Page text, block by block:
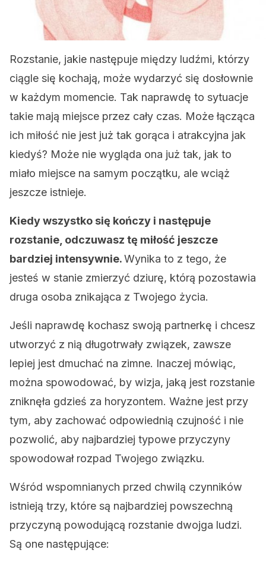
Rozstanie, jakie następuje między ludźmi, którzy
ciągle się kochają, może wydarzyć się dosłownie
w każdym momencie. Tak naprawdę to sytuacje
takie mają miejsce przez cały czas. Może łącząca
ich miłość nie jest już tak gorąca i atrakcyjna jak
kiedyś? Może nie wygląda ona już tak, jak to
miało miejsce na samym początku, ale wciąż
jeszcze istnieje.
Kiedy wszystko się kończy i następuje
rozstanie, odczuwasz tę miłość jeszcze
bardziej intensywnie.Wynika to z tego, że
jesteś w stanie zmierzyć dziurę, którą pozostawia
druga osoba znikająca z Twojego życia.
Jeśli naprawdę kochasz swoją partnerkę i chcesz
utworzyć z nią długotrwały związek, zawsze
lepiej jest dmuchać na zimne. Inaczej mówiąc,
można spowodować, by wizja, jaką jest rozstanie
zniknęła gdzieś za horyzontem. Ważne jest przy
tym, aby zachować odpowiednią czujność i nie
pozwolić, aby najbardziej typowe przyczyny
spowodował rozpad Twojego związku.
Wśród wspomnianych przed chwilą czynników
istnieją trzy, które są najbardziej powszechną
przyczyną powodującą rozstanie dwojga ludzi.
Są one następujące: